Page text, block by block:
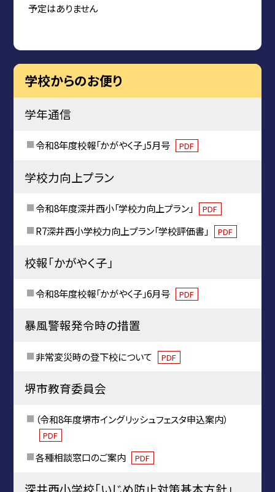
予定はありません
学校からのお便り
学年通信
令和8年度校報「かがやく子」5月号 PDF
学校力向上プラン
令和8年度深井西小「学校力向上プラン」 PDF
R7深井西小学校力向上プラン「学校評価書」 PDF
校報「かがやく子」
令和8年度校報「かがやく子」6月号 PDF
暴風警報発令時の措置
非常変災時の登下校について PDF
堺市教育委員会
（令和8年度堺市イングリッシュフェスタ申込案内）
PDF
各種相談窓口のご案内 PDF